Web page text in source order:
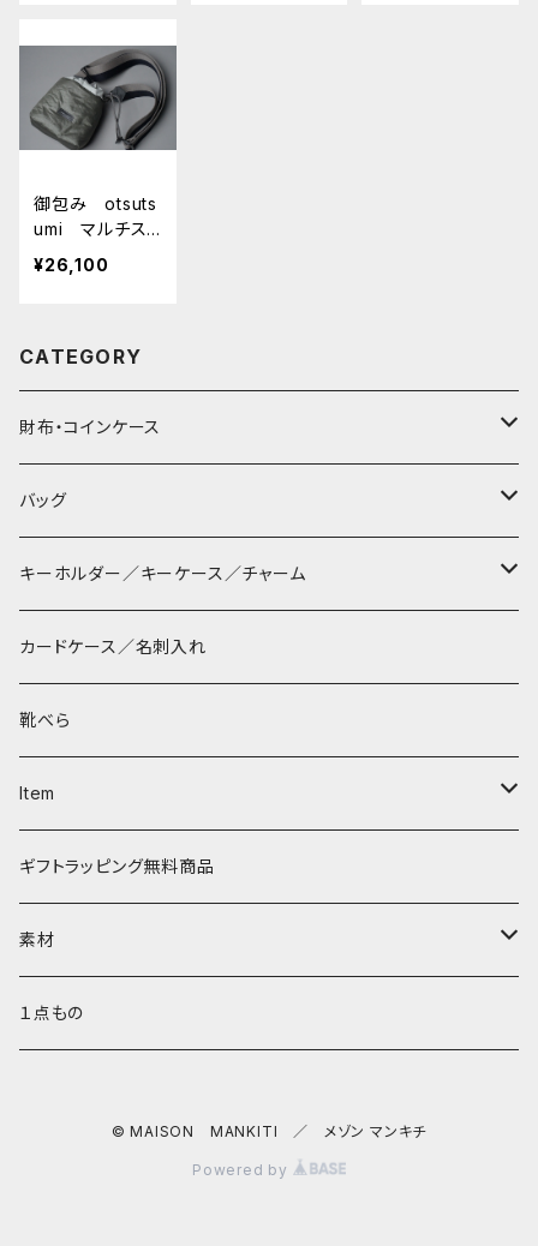
御包み otsuts
umi マルチスト
ラップ □ワタ
カーキ・サンドグ
□
¥26,100
CATEGORY
財布・コインケース
コンパクト財布
長財布
マペン
薄財布
タシュイー
コインケース
ディバ
ワンタッチ コインケース
ダイアパース
タシュイー
ダブルフラップ
コインキャッチ
バッグ
サコッシュ
巾着バッグ
ショルダーバッグ
トートバッグ
チェーンバッグ
キーホルダー／キーケース／チャーム
パッチン キーリング
ダルマキーリング
３つ折りキーケース
リールキーケース
キーリング
キーキャップ
カードケース／名刺入れ
靴べら
Item
リップケース
ティッシュポーチ
AirPods ケース
スマホショルダー／ストラップ／コードホルダー
ギフトラッピング無料商品
素材
サドルプルアップレザー
１点もの
© MAISON MANKITI ／ メゾン マンキチ
Powered by